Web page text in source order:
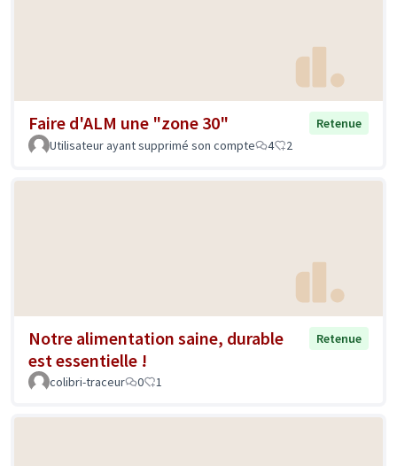
Faire d'ALM une "zone 30"
Retenue
Utilisateur ayant supprimé son compte
4 2
Notre alimentation saine, durable
est essentielle !
Retenue
colibri-traceur 0 1